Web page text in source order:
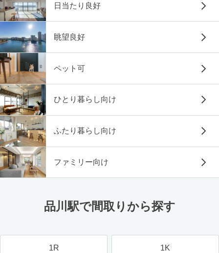
日当たり良好
眺望良好
ペット可
ひとり暮らし向け
ふたり暮らし向け
ファミリー向け
品川駅で間取りから探す
1R 1K